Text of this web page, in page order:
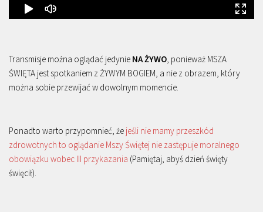
Transmisje można oglądać jedynie NA ŻYWO , ponieważ MSZA
ŚWIĘTA jest spotkaniem z ŻYWYM BOGIEM, a nie z obrazem, który
można sobie przewijać w dowolnym momencie.
Ponadto warto przypomnieć, że jeśli nie mamy przeszkód
zdrowotnych to oglądanie Mszy Świętej nie zastępuje moralnego
obowiązku wobec III przykazania (Pamiętaj, abyś dzień święty
święcił).